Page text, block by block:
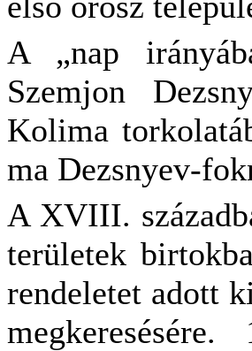
A „nap
Szemjon
Kolima
ma Dezsnyev-
A XVIII.
területek
rendeletet adott